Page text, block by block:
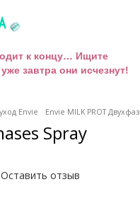
к концу… Ищите
завтра они исчезнут!
Envie Envie MILK PROT
Spray
Оставить отзыв